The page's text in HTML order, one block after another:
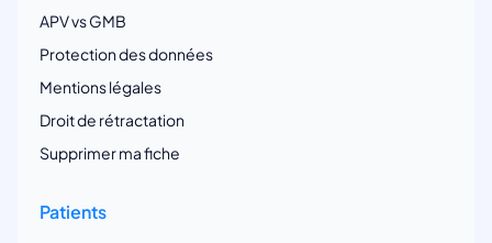
APV vs GMB
Protection des données
Mentions légales
Droit de rétractation
Supprimer ma fiche
Patients